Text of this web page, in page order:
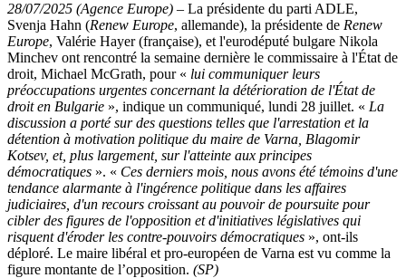
28/07/2025 (Agence Europe) – La présidente du parti ADLE,
Svenja Hahn (Renew Europe, allemande), la présidente de Renew
Europe, Valérie Hayer (française), et l'eurodéputé bulgare Nikola
Minchev ont rencontré la semaine dernière le commissaire à l'État de
droit, Michael McGrath, pour « lui communiquer leurs
préoccupations urgentes concernant la détérioration de l'État de
droit en Bulgarie », indique un communiqué, lundi 28 juillet. « La
discussion a porté sur des questions telles que l'arrestation et la
détention à motivation politique du maire de Varna, Blagomir
Kotsev, et, plus largement, sur l'atteinte aux principes
démocratiques ». « Ces derniers mois, nous avons été témoins d'une
tendance alarmante à l'ingérence politique dans les affaires
judiciaires, d'un recours croissant au pouvoir de poursuite pour
cibler des figures de l'opposition et d'initiatives législatives qui
risquent d'éroder les contre-pouvoirs démocratiques », ont-ils
déploré. Le maire libéral et pro-européen de Varna est vu comme la
figure montante de l’opposition. (SP)